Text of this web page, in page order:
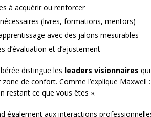
à acquérir ou renforcer
(livres, formations, mentors)
avec des jalons mesurables
d’évaluation et d’ajustement
distingue les leaders visionnaires
de confort. Comme l’explique Maxwell
restant ce que vous êtes ».
également aux interactions